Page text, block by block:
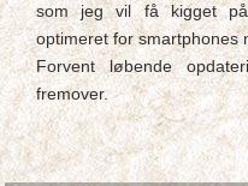
som jeg vil få kigget
optimeret for smartphones
Forvent løbende
fremover.